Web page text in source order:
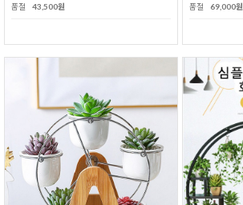
품절
43,500원
품절
69,000원